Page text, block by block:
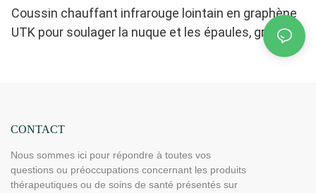
Coussin chauffant infrarouge lointain en graphène
UTK pour soulager la nuque et les épaules, gris
CONTACT
Nous sommes ici pour répondre à toutes vos
questions ou préoccupations concernant les produits
thérapeutiques ou de soins de santé présentés sur